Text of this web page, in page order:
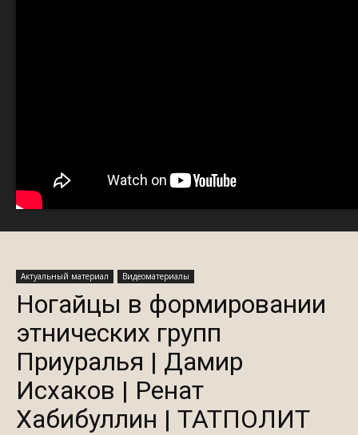
Актуальный материал Видеоматериалы
Ногайцы в формировании
этнических групп
Приуралья | Дамир
Исхаков | Ренат
Хабибуллин | ТАТПОЛИТ